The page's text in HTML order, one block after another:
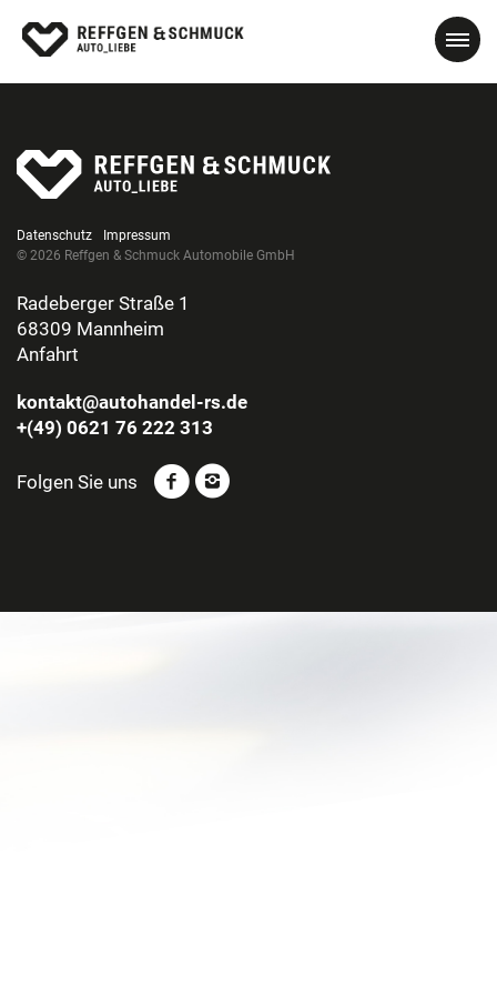
Datenschutz
Impressum
© 2026 Reffgen & Schmuck Automobile GmbH
Radeberger Straße 1
68309 Mannheim
Anfahrt
kontakt@autohandel-rs.de
+(49) 0621 76 222 313
Folgen Sie uns